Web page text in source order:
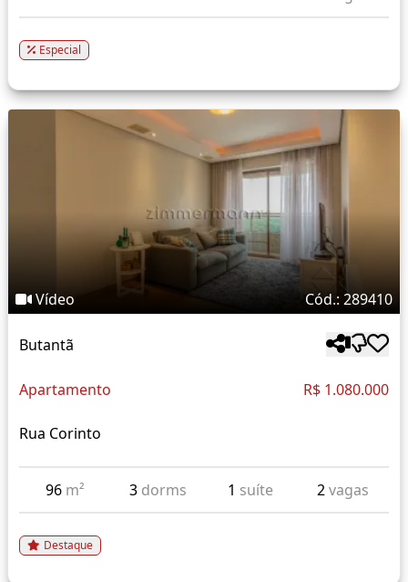
Especial
Vídeo Cód.: 289410
Butantã
Apartamento R$ 1.080.000
Rua Corinto
96 m² 3 dorms 1 suíte 2vagas
Destaque